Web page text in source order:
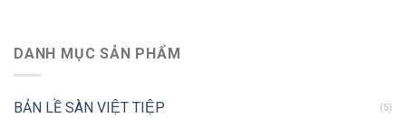
DANH MỤC SẢN PHẨM
BẢN LỀ SÀN VIỆT TIỆP (5)